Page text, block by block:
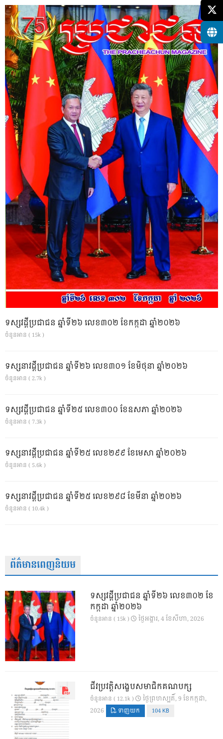
ទស្សវដ្តីប្រជាជន ឆ្នាំទី២៦ លេខ៣០២ ខែកក្កដា ឆ្នាំ២០២៦
ចំនួនអាន ( 15k )
ទស្សនាវដ្ដីប្រជាជន ឆ្នាំទី២៦ លេខ៣០១ ខែមិថុនា ឆ្នាំ២០២៦
ចំនួនអាន ( 2.7k )
ទស្សវដ្តីប្រជាជន ឆ្នាំទី២៥ លេខ៣០០ ខែឧសភា ឆ្នាំ២០២៦
ចំនួនអាន ( 7.3k )
ទស្សនាវដ្ដីប្រជាជន ឆ្នាំទី២៥ លេខ២៩៩ ខែមេសា ឆ្នាំ២០២៦
ចំនួនអាន ( 5.6k )
ទស្សនាវដ្ដីប្រជាជន ឆ្នាំទី២៥ លេខ២៩៨ ខែមីនា ឆ្នាំ២០២៦
ចំនួនអាន ( 10.4k )
ព័ត៌មានពេញនិយម
ទស្សវដ្តីប្រជាជន ឆ្នាំទី២៦ លេខ៣០២ ខែ
កក្កដា ឆ្នាំ២០២៦
ចំនួនអាន ( 15k ) ថ្ងៃ​អង្គារ, 4 ខែ​សីហា, 2026
ជីវប្រវត្តិសង្ខេបសមាជិកគណបក្ស
ចំនួនអាន ( 12.1k )
ថ្ងៃ​ព្រហស្បតិ៍, 9 ខែ​កក្កដា,
2026
ទាញយក 104 KB